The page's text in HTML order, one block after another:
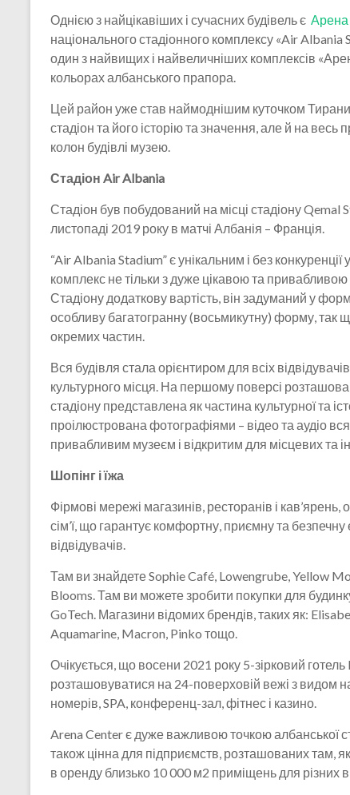
Однією з найцікавіших і сучасних будівель є
національного стадіонного комплексу «Air
один з найвищих і найвеличніших комплексів
кольорах албанського прапора.
Цей район уже став наймоднішим куточком
стадіон та його історію та значення, але й на
колон будівлі музею.
Стадіон Air Albania
Стадіон був побудований на місці стадіону Qemal
листопаді 2019 року в матчі Албанія – Франція.
“Air Albania Stadium” є унікальним і без
комплекс не тільки з дуже цікавою та
Стадіону додаткову вартість, він задуманий у
особливу багатогранну (восьмикутну) форму, так
окремих частин.
Вся будівля стала орієнтиром для всіх
культурного місця. На першому поверсі
стадіону представлена ​​як частина культурної та
проілюстрована фотографіями – відео та аудіо
привабливим музеєм і відкритим для місцевих та
Шопінг і їжа
Фірмові мережі магазинів, ресторанів і кав’ярень,
сім’ї, що гарантує комфортну, приємну та
відвідувачів.
Там ви знайдете Sophie Café, Lowengrube, Yellow
Blooms. Там ви можете зробити покупки для
GoTech. Магазини відомих брендів, таких як:
Aquamarine, Macron, Pinko тощо.
Очікується, що восени 2021 року 5-зірковий
розташовуватися на 24-поверховій вежі з видом
номерів, SPA, конференц-зал, фітнес і казино.
Arena Center є дуже важливою точкою албанської
також цінна для підприємств, розташованих там,
в оренду близько 10 000 м2 приміщень для різних